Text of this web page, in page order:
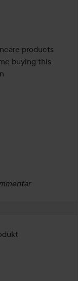
products
buying this